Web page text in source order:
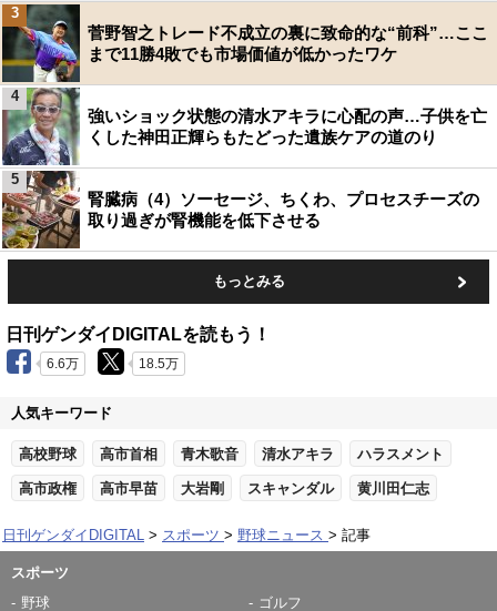
菅野智之トレード不成立の裏に致命的な“前科”…ここ
まで11勝4敗でも市場価値が低かったワケ
3
強いショック状態の清水アキラに心配の声…子供を亡
くした神田正輝らもたどった遺族ケアの道のり
4
腎臓病（4）ソーセージ、ちくわ、プロセスチーズの
取り過ぎが腎機能を低下させる
5
もっとみる
日刊ゲンダイDIGITALを読もう！
6.6万 18.5万
人気キーワード
高校野球 高市首相 青木歌音 清水アキラ ハラスメント
高市政権 高市早苗 大岩剛 スキャンダル 黄川田仁志
日刊ゲンダイDIGITAL スポーツ 野球ニュース 記事
スポーツ
野球
ゴルフ